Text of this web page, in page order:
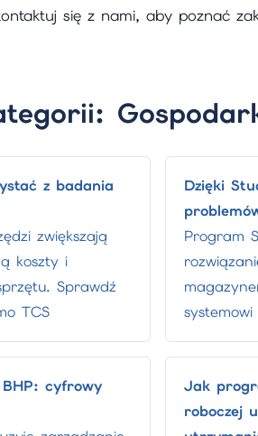
się z nami, aby poznać
z badania
zwiększają
koszty i
Sprawdź
TCS
Dzięki
Program
cyfrowy
Jak
roboczej